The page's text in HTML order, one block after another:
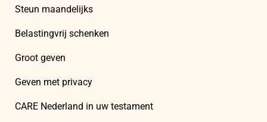
Steun maandelijks
Belastingvrij schenken
Groot geven
Geven met privacy
CARE Nederland in uw testament